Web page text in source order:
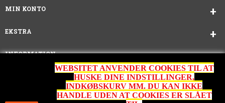
MIN KONTO
EKSTRA
INFORMATION
WEBSITET ANVENDER COOKIES TIL AT
HUSKE DINE INDSTILLINGER,
INDKØBSKURV MM. DU KAN IKKE
HANDLE UDEN AT COOKIES ER SLÅET